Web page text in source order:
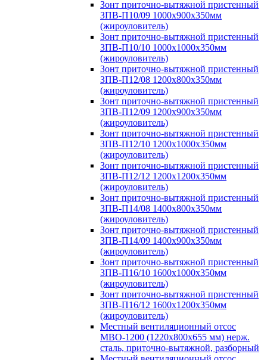
Зонт приточно-вытяжной пристенный
ЗПВ-П10/09 1000х900х350мм
(жироуловитель)
Зонт приточно-вытяжной пристенный
ЗПВ-П10/10 1000х1000х350мм
(жироуловитель)
Зонт приточно-вытяжной пристенный
ЗПВ-П12/08 1200х800х350мм
(жироуловитель)
Зонт приточно-вытяжной пристенный
ЗПВ-П12/09 1200х900х350мм
(жироуловитель)
Зонт приточно-вытяжной пристенный
ЗПВ-П12/10 1200х1000х350мм
(жироуловитель)
Зонт приточно-вытяжной пристенный
ЗПВ-П12/12 1200х1200х350мм
(жироуловитель)
Зонт приточно-вытяжной пристенный
ЗПВ-П14/08 1400х800х350мм
(жироуловитель)
Зонт приточно-вытяжной пристенный
ЗПВ-П14/09 1400х900х350мм
(жироуловитель)
Зонт приточно-вытяжной пристенный
ЗПВ-П16/10 1600х1000х350мм
(жироуловитель)
Зонт приточно-вытяжной пристенный
ЗПВ-П16/12 1600х1200х350мм
(жироуловитель)
Местный вентиляционный отсос
МВО-1200 (1220х800х655 мм) нерж.
сталь, приточно-вытяжной, разборный